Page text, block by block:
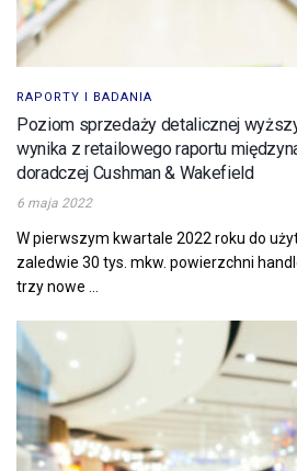
RAPORTY I BADANIA
Poziom sprzedaży detalicznej
wynika z retailowego raportu
doradczej Cushman & Wakefield
6 maja 2022
W pierwszym kwartale 2022 roku do
zaledwie 30 tys. mkw. powierzchni
trzy nowe ...